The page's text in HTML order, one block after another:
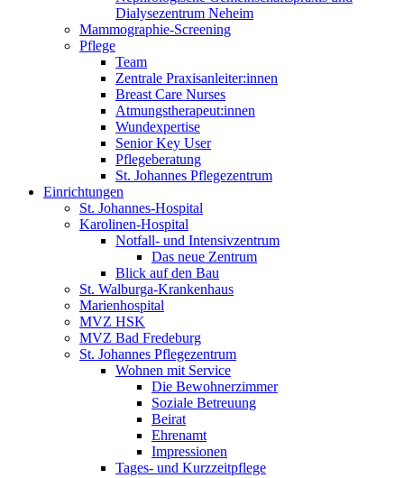
Dialysezentrum Neheim
Mammographie-Screening
Pflege
Team
Zentrale Praxisanleiter:innen
Breast Care Nurses
Atmungstherapeut:innen
Wundexpertise
Senior Key User
Pflegeberatung
St. Johannes Pflegezentrum
Einrichtungen
St. Johannes-Hospital
Karolinen-Hospital
Notfall- und Intensivzentrum
Das neue Zentrum
Blick auf den Bau
St. Walburga-Krankenhaus
Marienhospital
MVZ HSK
MVZ Bad Fredeburg
St. Johannes Pflegezentrum
Wohnen mit Service
Die Bewohnerzimmer
Soziale Betreuung
Beirat
Ehrenamt
Impressionen
Tages- und Kurzzeitpflege